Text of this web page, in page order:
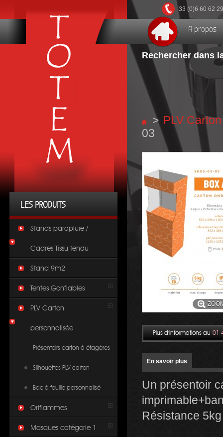
33 (0)6 60 62
A propos
Rechercher dans
LES PRODUITS
Stands parapluie /
Cadres Tissu tendu
Stand 9m2
Tentes Gonflables
PLV Carton
personnalisée
Présentoirs carton à étagères
Silhouettes PLV carton
Bac à fouille personnalisé
Oriflammes
Masques catégorie 1
> PLV
03
Plus d'informations au 01
En savoir plus
Un présentoir
Résistance